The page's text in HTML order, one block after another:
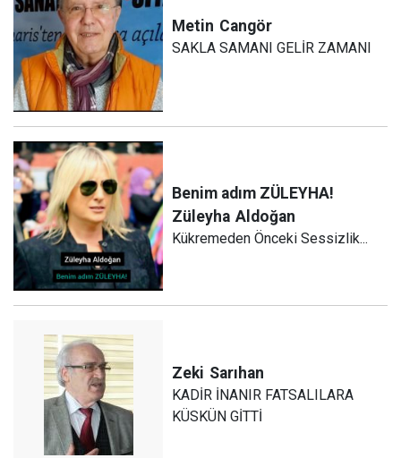
Metin Cangör
SAKLA SAMANI GELİR ZAMANI
Benim adım ZÜLEYHA!
Züleyha Aldoğan
Kükremeden Önceki Sessizlik...
Zeki Sarıhan
KADİR İNANIR FATSALILARA
KÜSKÜN GİTTİ